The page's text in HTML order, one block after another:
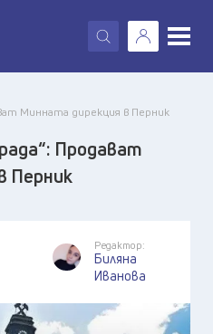
X
Минната дирекция в Перник
Продават
Перник
Редактор:
Биляна
Иванова